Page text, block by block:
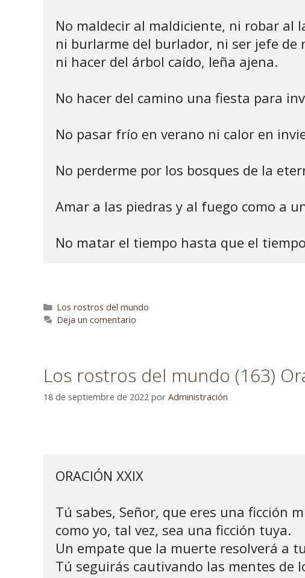
No maldecir al maldiciente, ni robar al
ni burlarme del burlador, ni ser jefe de
ni hacer del árbol caído, leña ajena.
No hacer del camino una fiesta para
No pasar frío en verano ni calor en
No perderme por los bosques de la
Amar a las piedras y al fuego como a
Los rostros del mundo
Deja un comentario
Los rostros del mundo (163)
18 de septiembre de 2022 por Administración
ORACIÓN XXIX
Tú sabes, Señor, que eres una ficción
como yo, tal vez, sea una ficción tuya.
Un empate que la muerte resolverá a
Tú seguirás cautivando las mentes de